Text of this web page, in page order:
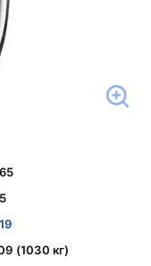
(1030 кг)